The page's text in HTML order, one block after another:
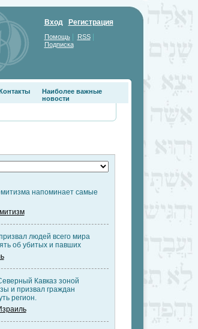
Вход Регистрация
Помощь| RSS|
Подписка
Наиболее важные
новости
напоминает самые
людей всего мира
об убитых и павших
Кавказ зоной
и призвал граждан
регион.